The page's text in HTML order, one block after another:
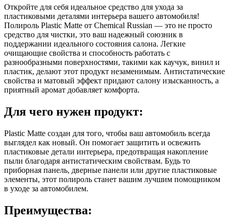
Откройте для себя идеальное средство для ухода за
пластиковыми деталями интерьера вашего автомобиля!
Полироль Plastic Matte от Chemical Russian — это не просто
средство для чистки, это ваш надежный союзник в
поддержании идеального состояния салона. Легкие
очищающие свойства и способность работать с
разнообразными поверхностями, такими как каучук, винил и
пластик, делают этот продукт незаменимым. Антистатические
свойства и матовый эффект придают салону изысканность, а
приятный аромат добавляет комфорта.
Для чего нужен продукт:
Plastic Matte создан для того, чтобы ваш автомобиль всегда
выглядел как новый. Он помогает защитить и освежить
пластиковые детали интерьера, предотвращая накопление
пыли благодаря антистатическим свойствам. Будь то
приборная панель, дверные панели или другие пластиковые
элементы, этот полироль станет вашим лучшим помощником
в уходе за автомобилем.
Преимущества: